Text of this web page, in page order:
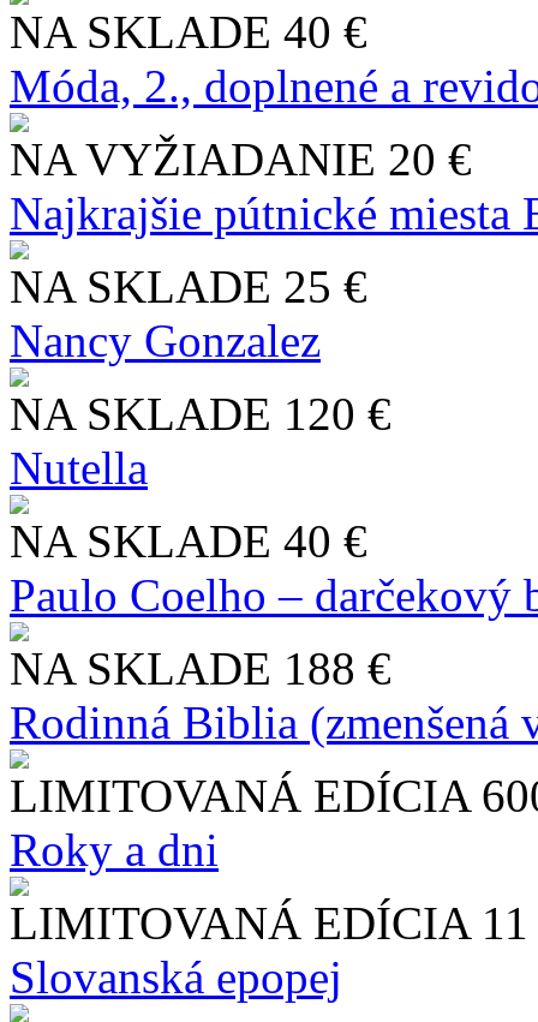
NA SKLADE 40 €
Móda, 2., doplnené a
NA VYŽIADANIE 20 €
Najkrajšie pútnické miesta
NA SKLADE 25 €
Nancy Gonzalez
NA SKLADE 120 €
Nutella
NA SKLADE 40 €
Paulo Coelho – darčekový
NA SKLADE 188 €
Rodinná Biblia (zmenšená
LIMITOVANÁ EDÍCIA
Roky a dni
LIMITOVANÁ EDÍCIA
Slo​vanská epopej